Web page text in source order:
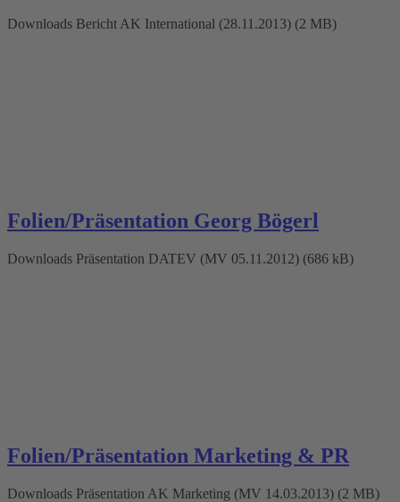
Downloads Bericht AK International (28.11.2013) (2 MB)
Folien/Präsentation Georg Bögerl
Downloads Präsentation DATEV (MV 05.11.2012) (686 kB)
Folien/Präsentation Marketing & PR
Downloads Präsentation AK Marketing (MV 14.03.2013) (2 MB)